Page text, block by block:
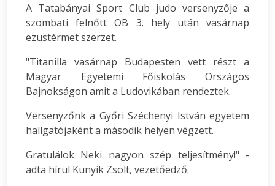
A Tatabányai Sport Club judo versenyzője a
szombati felnőtt OB 3. hely után vasárnap
ezüstérmet szerzet.
"Titanilla vasárnap Budapesten vett részt a
Magyar Egyetemi Főiskolás Országos
Bajnokságon amit a Ludovikában rendeztek.
Versenyzőnk a Győri Széchenyi István egyetem
hallgatójaként a második helyen végzett.
Gratulálok Neki nagyon szép teljesítmény!" -
adta hírül Kunyik Zsolt, vezetőedző.